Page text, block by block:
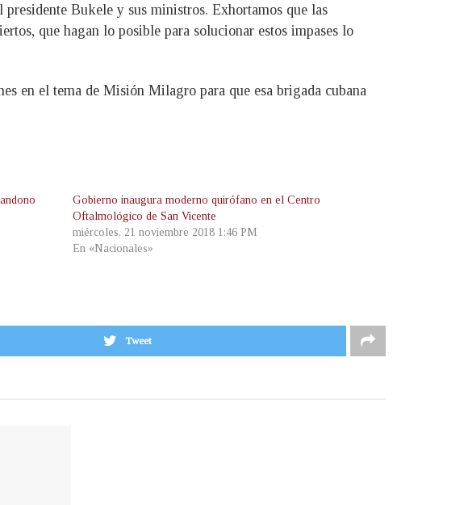
presidente Bukele y sus ministros. Exhortamos que las
que hagan lo posible para solucionar estos impases lo
en el tema de Misión Milagro para que esa brigada cubana
Gobierno inaugura moderno quirófano en el Centro
Oftalmológico de San Vicente
miércoles, 21 noviembre 2018 1:46 PM
En «Nacionales»
Tweet